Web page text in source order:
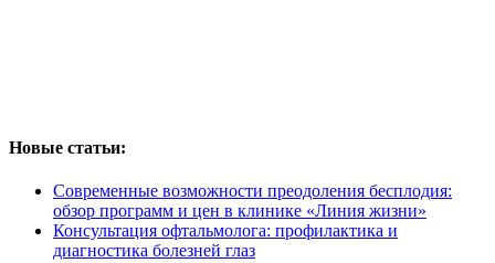
Новые статьи:
Современные возможности преодоления бесплодия:
обзор программ и цен в клинике «Линия жизни»
Консультация офтальмолога: профилактика и
диагностика болезней глаз